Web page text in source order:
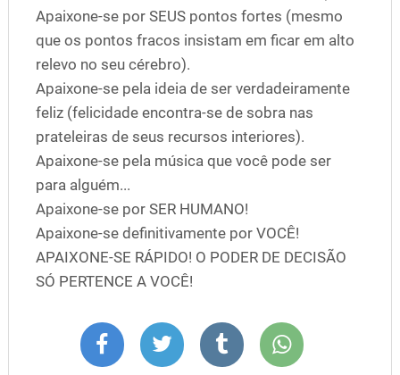
Apaixone-se por SEUS pontos fortes (mesmo
que os pontos fracos insistam em ficar em alto
relevo no seu cérebro).
Apaixone-se pela ideia de ser verdadeiramente
feliz (felicidade encontra-se de sobra nas
prateleiras de seus recursos interiores).
Apaixone-se pela música que você pode ser
para alguém...
Apaixone-se por SER HUMANO!
Apaixone-se definitivamente por VOCÊ!
APAIXONE-SE RÁPIDO! O PODER DE DECISÃO
SÓ PERTENCE A VOCÊ!